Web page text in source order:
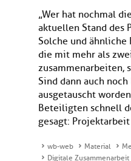
„Wer hat nochmal
aktuellen Stand des
Solche und ähnliche
die mit mehr als
zusammenarbeiten,
Sind dann auch
ausgetauscht
Beteiligten schnell
gesagt:
wb-web Material
Digitale